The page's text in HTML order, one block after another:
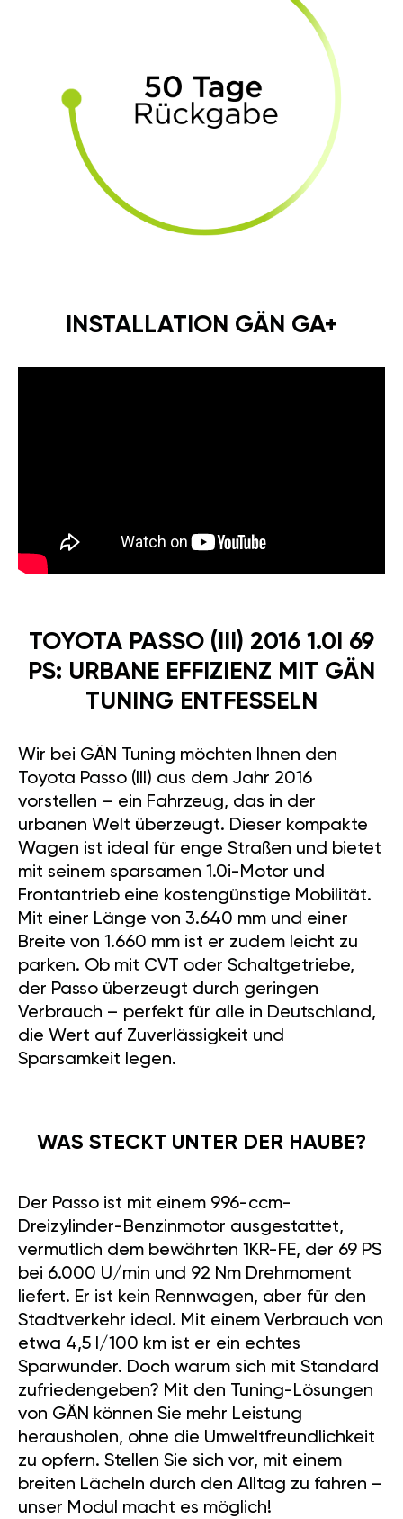
INSTALLATION GÄN GA+
TOYOTA PASSO (III) 2016 1.0I 69
PS: URBANE EFFIZIENZ MIT GÄN
TUNING ENTFESSELN
Wir bei GÄN Tuning möchten Ihnen den
Toyota Passo (III) aus dem Jahr 2016
vorstellen – ein Fahrzeug, das in der
urbanen Welt überzeugt. Dieser kompakte
Wagen ist ideal für enge Straßen und bietet
mit seinem sparsamen 1.0i-Motor und
Frontantrieb eine kostengünstige Mobilität.
Mit einer Länge von 3.640 mm und einer
Breite von 1.660 mm ist er zudem leicht zu
parken. Ob mit CVT oder Schaltgetriebe,
der Passo überzeugt durch geringen
Verbrauch – perfekt für alle in Deutschland,
die Wert auf Zuverlässigkeit und
Sparsamkeit legen.
WAS STECKT UNTER DER HAUBE?
Der Passo ist mit einem 996-ccm-
Dreizylinder-Benzinmotor ausgestattet,
vermutlich dem bewährten 1KR-FE, der 69 PS
bei 6.000 U/min und 92 Nm Drehmoment
liefert. Er ist kein Rennwagen, aber für den
Stadtverkehr ideal. Mit einem Verbrauch von
etwa 4,5 l/100 km ist er ein echtes
Sparwunder. Doch warum sich mit Standard
zufriedengeben? Mit den Tuning-Lösungen
von GÄN können Sie mehr Leistung
herausholen, ohne die Umweltfreundlichkeit
zu opfern. Stellen Sie sich vor, mit einem
breiten Lächeln durch den Alltag zu fahren –
unser Modul macht es möglich!